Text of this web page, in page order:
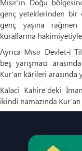
Mısır’ın Doğu
genç yeteklerinden bir
genç yaşına
kurallarına
Ayrıca Mısır Devlet-i
beş yarışmacı
Kur’an kârileri arasında
Kalaci Kahire’deki
ikindi namazında